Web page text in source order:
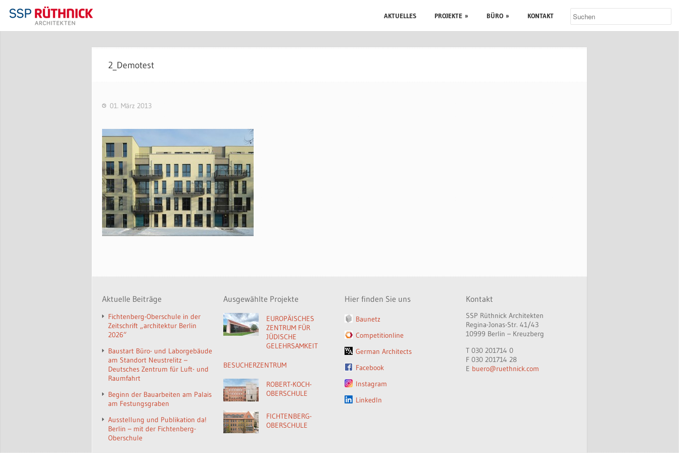
AKTUELLES PROJEKTE » BÜRO » KONTAKT
2_Demotest
01. März 2013
Aktuelle Beiträge
Fichtenberg-Oberschule in der
Zeitschrift „architektur Berlin
2026“
Baustart Büro- und Laborgebäude
am Standort Neustrelitz –
Deutsches Zentrum für Luft- und
Raumfahrt
Beginn der Bauarbeiten am Palais
am Festungsgraben
Ausstellung und Publikation da!
Berlin – mit der Fichtenberg-
Oberschule
Ausgewählte Projekte
EUROPÄISCHES
ZENTRUM FÜR
JÜDISCHE
GELEHRSAMKEIT
BESUCHERZENTRUM
ROBERT-KOCH-
OBERSCHULE
FICHTENBERG-
OBERSCHULE
Hier finden Sie uns
Baunetz
Competitionline
German Architects
Facebook
Instagram
LinkedIn
Kontakt
SSP Rüthnick Architekten
Regina-Jonas-Str. 41/43
10999 Berlin – Kreuzberg
T 030 201714 0
F 030 201714 28
E buero@ruethnick.com